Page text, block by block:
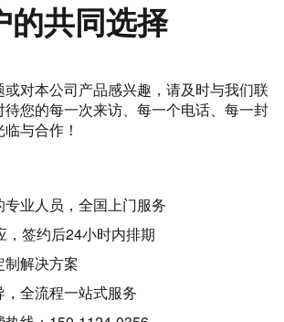
的共同选择
对本公司产品感兴趣，请及时与我们联
您的每一次来访、每一个电话、每一封
与合作！
业人员，全国上门服务
，签约后24小时内排期
解决方案
全流程一站式服务